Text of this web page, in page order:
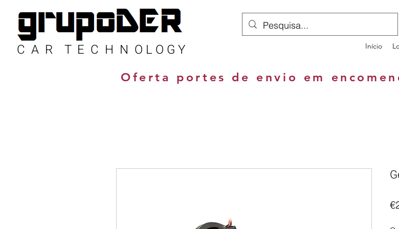
C A R T E C H N O L O G Y
Início
Oferta portes de envio em